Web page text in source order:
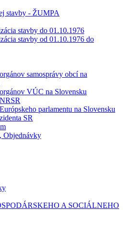
stavby - ŽUMPA
stavby do 01.10.1976
stavby od 01.10.1976 do
samosprávy obcí na
VÚC na Slovensku
parlamentu na Slovensku
SR
Objednávky
A SOCIÁLNEHO